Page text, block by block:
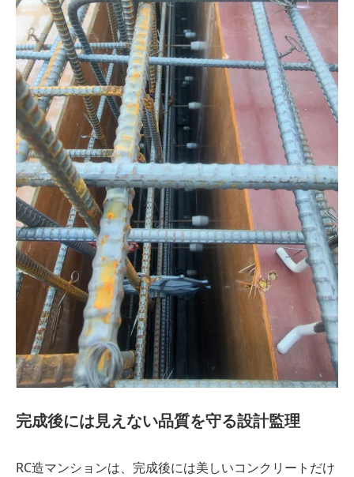
完成後には見えない品質を守る設計監理
RC造マンションは、完成後には美しいコンクリートだけ